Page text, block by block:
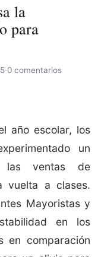
la
para
·0 comentarios
año escolar, los
un
las ventas de
vuelta a clases.
Mayoristas y
en los
en comparación